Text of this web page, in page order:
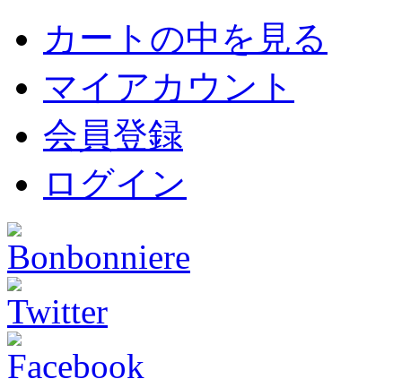
カートの中を見る
マイアカウント
会員登録
ログイン